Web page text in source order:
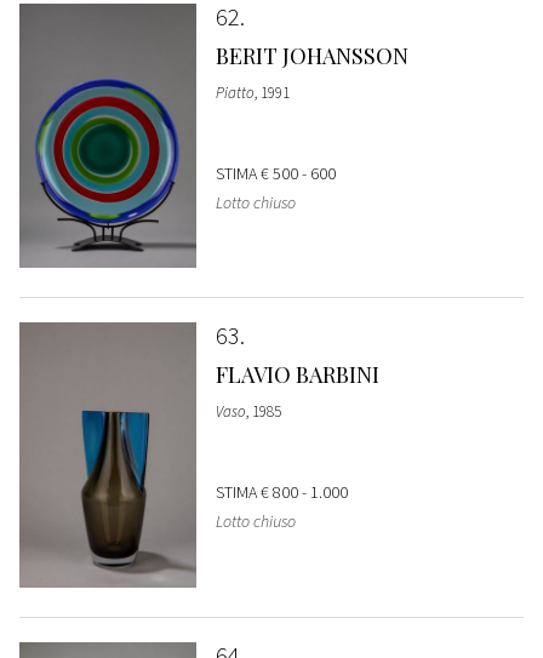
62
BERIT JOHANSSON
Piatto, 1991
STIMA€ 500 - 600
Lotto chiuso
63
FLAVIO BARBINI
Vaso, 1985
STIMA€ 800 - 1.000
Lotto chiuso